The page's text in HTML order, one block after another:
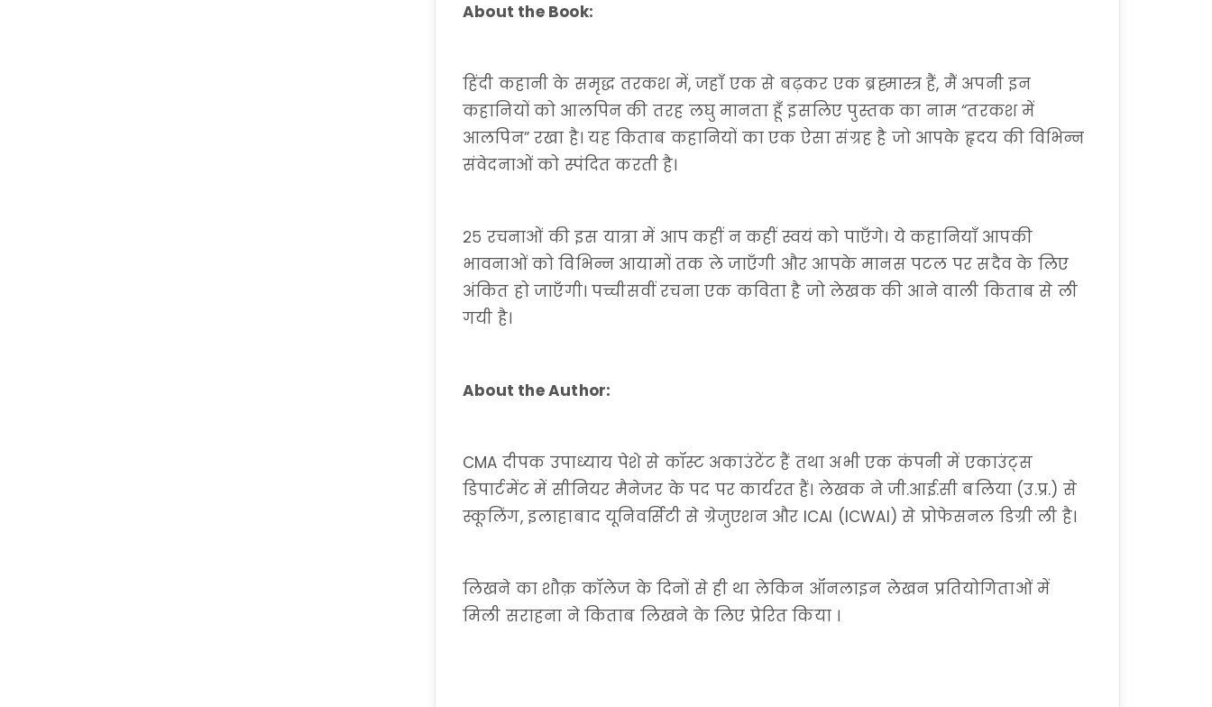
About the Book:
हिंदी कहानी के समृद्ध तरकश में, जहाँ एक से बढ़कर एक ब्रह्मास्त्र हैं, मैं अपनी इन
कहानियों को आलपिन की तरह लघु मानता हूँ इसलिए पुस्तक का नाम “तरकश में
आलपिन” रखा है। यह किताब कहानियों का एक ऐसा संग्रह है जो आपके हृदय की विभिन्न
संवेदनाओं को स्पंदित करती है।
२५ रचनाओं की इस यात्रा में आप कहीं न कहीं स्वयं को पाएँगे। ये कहानियाँ आपकी
भावनाओं को विभिन्न आयामों तक ले जाएँगी और आपके मानस पटल पर सदैव के लिए
अंकित हो जाएँगी। पच्चीसवीं रचना एक कविता है जो लेखक की आने वाली किताब से ली
गयी है।
About the Author:
CMA दीपक उपाध्याय पेशे से कॉस्ट अकाउंटेंट हैं तथा अभी एक कंपनी में एकाउंट्स
डिपार्टमेंट में सीनियर मैनेजर के पद पर कार्यरत हैं। लेखक ने जी.आई.सी बलिया (उ.प्र.) से
स्कूलिंग, इलाहाबाद यूनिवर्सिटी से ग्रेजुएशन और ICAI (ICWAI) से प्रोफेसनल डिग्री ली है।
लिखने का शौक़ कॉलेज के दिनों से ही था लेकिन ऑनलाइन लेखन प्रतियोगिताओं में
मिली सराहना ने किताब लिखने के लिए प्रेरित किया ।